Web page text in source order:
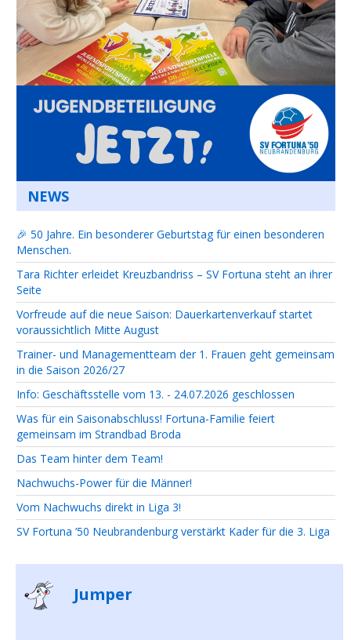
NEWS
🎉 50 Jahre. Ein besonderer Geburtstag für einen besonderen
Menschen.
Tara Richter erleidet Kreuzbandriss – SV Fortuna steht an ihrer
Seite
Vorfreude auf die neue Saison: Dauerkartenverkauf startet
voraussichtlich Mitte August
Trainer- und Managementteam der 1. Frauen geht gemeinsam
in die Saison 2026/27
Info: Geschäftsstelle vom 13. - 24.07.2026 geschlossen
Was für ein Saisonabschluss! Fortuna-Familie feiert
gemeinsam im Strandbad Broda
Das Team hinter dem Team!
Nachwuchs-Power für die Männer!
Vom Nachwuchs direkt in Liga 3!
SV Fortuna ’50 Neubrandenburg verstärkt Kader für die 3. Liga
Jumper